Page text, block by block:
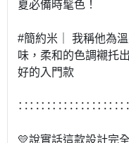
夏必備時髦色！
#簡約米｜ 我稱他為
味，柔和的色調襯托
好的入門款
💛說實話這款設計完